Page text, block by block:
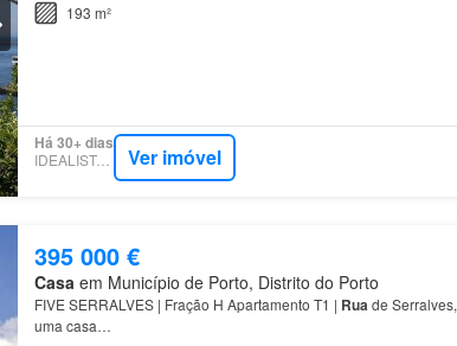
193 m²
Há 30+ dias
IDEALISTA.PT Ver imóvel
395 000 €
Casa em Município de Porto, Distrito do Porto
FIVE SERRALVES | Fração H Apartamento T1 | Ruade Serralves,
uma casa…